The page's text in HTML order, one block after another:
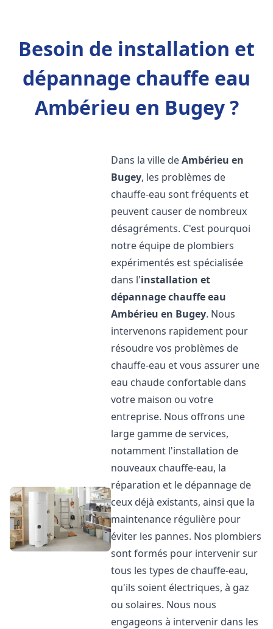
Besoin de installation et
dépannage chauffe eau
Ambérieu en Bugey ?
Dans la ville deAmbérieu en
Bugey, les problèmes de
chauffe-eau sont fréquents et
peuvent causer de nombreux
désagréments. C'est pourquoi
notre équipe de plombiers
expérimentés est spécialisée
dans l'installation et
dépannage chauffe eau
Ambérieu en Bugey. Nous
intervenons rapidement pour
résoudre vos problèmes de
chauffe-eau et vous assurer une
eau chaude confortable dans
votre maison ou votre
entreprise. Nous offrons une
large gamme de services,
notamment l'installation de
nouveaux chauffe-eau, la
réparation et le dépannage de
ceux déjà existants, ainsi que la
maintenance régulière pour
éviter les pannes. Nos plombiers
sont formés pour intervenir sur
tous les types de chauffe-eau,
qu'ils soient électriques, à gaz
ou solaires. Nous nous
engageons à intervenir dans les